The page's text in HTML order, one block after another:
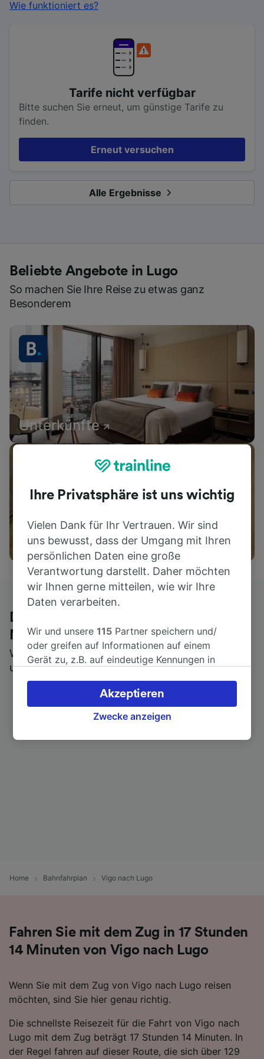
Wie funktioniert es?
Tarife nicht verfügbar
Bitte suchen Sie erneut, um günstige Tarife zu
finden.
Erneut versuchen
Alle Ergebnisse
Beliebte Angebote in Lugo
So machen Sie Ihre Reise zu etwas ganz
Besonderem
Unterkünfte
Aktivitäten
Die ehrliche Meinung von Trainline-
Nutzern
Wer könnte Ihnen besseres Feedback geben als
unsere Kunden selbst?
Home Bahnfahrplan Vigo nach Lugo
Fahren Sie mit dem Zug in 17 Stunden
14 Minuten von Vigo nach Lugo
Wenn Sie mit dem Zug von Vigo nach Lugo reisen
möchten, sind Sie hier genau richtig.
Die schnellste Reisezeit für die Fahrt von Vigo nach
Lugo mit dem Zug beträgt 17 Stunden 14 Minuten. In
der Regel fahren auf dieser Route, die sich über 129
Ihre Privatsphäre ist uns wichtig
Vielen Dank für Ihr Vertrauen. Wir sind
uns bewusst, dass der Umgang mit Ihren
persönlichen Daten eine große
Verantwortung darstellt. Daher möchten
wir Ihnen gerne mitteilen, wie wir Ihre
Daten verarbeiten.
Wir und unsere115 Partner speichern und/
oder greifen auf Informationen auf einem
Gerät zu, z.B. auf eindeutige Kennungen in
verarbeiten. Sie können Ihre Präferenzen
akzeptieren oder verwalten, einschließlich
Ihres Widerspruchsrechts bei berechtigtem
Verwendung genauer Standortdaten.
Personalisierte Werbung und Inhalte, Messung
von Werbeleistung und der Performance von
Inhalten, Zielgruppenforschung sowie
Liste der Partner (Lieferanten)
Zwecke anzeigen
Akzeptieren